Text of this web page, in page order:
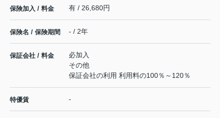
保険加入 / 料金 有 / 26,680円
保険名 / 保険期間 - / 2年
保証会社 / 料金
必加入
その他
保証会社の利用 利用料の100％～120％
特優賃 -